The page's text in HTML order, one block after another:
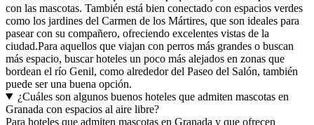
con las mascotas. También está bien conectado con espacios verdes
como los jardines del Carmen de los Mártires, que son ideales para
pasear con su compañero, ofreciendo excelentes vistas de la
ciudad.Para aquellos que viajan con perros más grandes o buscan
más espacio, buscar hoteles un poco más alejados en zonas que
bordean el río Genil, como alrededor del Paseo del Salón, también
puede ser una buena opción.
¿Cuáles son algunos buenos hoteles que admiten mascotas en
Granada con espacios al aire libre?
Para hoteles que admiten mascotas en Granada y que ofrecen